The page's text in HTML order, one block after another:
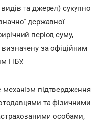
та джерел) сукупно
державної
період суму,
за офіційним
НБУ.
підтвердження
та фізичними
особами,